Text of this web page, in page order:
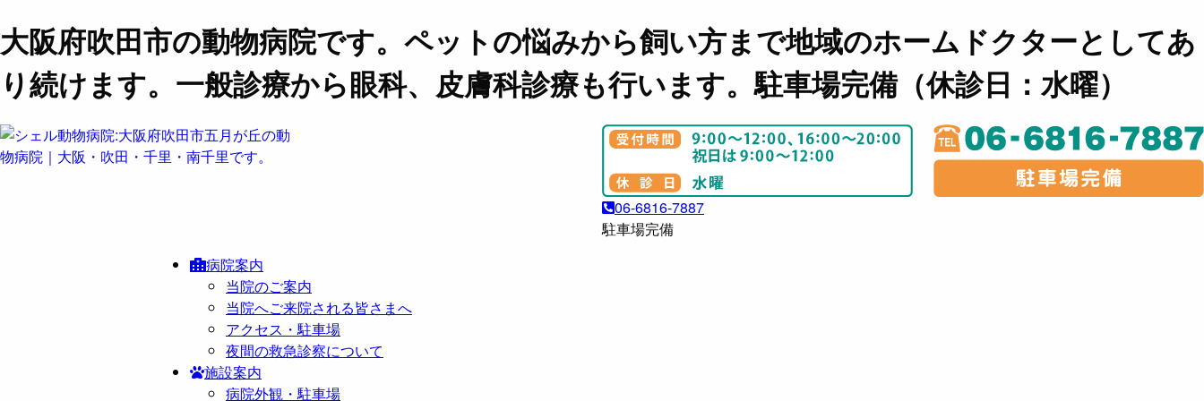
大阪府吹田市の動物病院です。ペットの悩みから飼い方まで地域のホームドクターとしてあ
り続けます。一般診療から眼科、皮膚科診療も行います。駐車場完備（休診日：水曜）
06-6816-7887
駐車場完備
病院案内
当院のご案内
当院へご来院される皆さまへ
アクセス・駐車場
夜間の救急診察について
施設案内
病院外観・駐車場